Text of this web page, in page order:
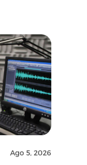
Ago 5, 2026